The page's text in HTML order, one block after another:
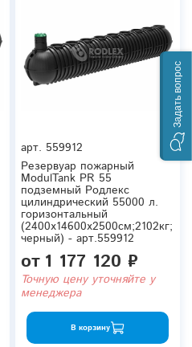
арт. 559912
Резервуар пожарный
ModulTank PR 55
подземный Родлекс
цилиндрический 55000 л.
горизонтальный
(2400x14600x2500см;2102кг;
черный) - арт.559912
от 1 177 120 ₽
Точную цену уточняйте у
менеджера
В корзину
Задать вопрос